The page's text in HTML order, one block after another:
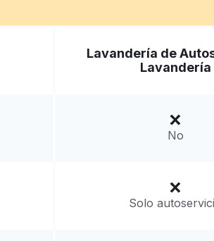
Lavandería de
Lavandería
No
Solo